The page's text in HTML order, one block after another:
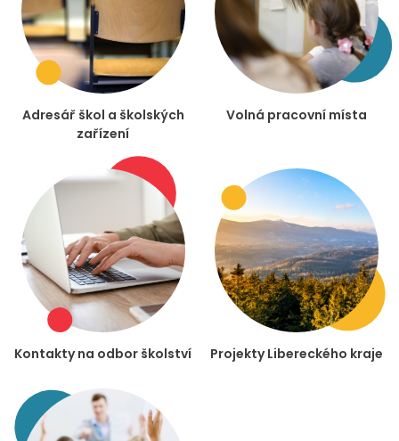
Adresář škol a školských
zařízení
Volná pracovní místa
Kontakty na odbor školství Projekty Libereckého kraje